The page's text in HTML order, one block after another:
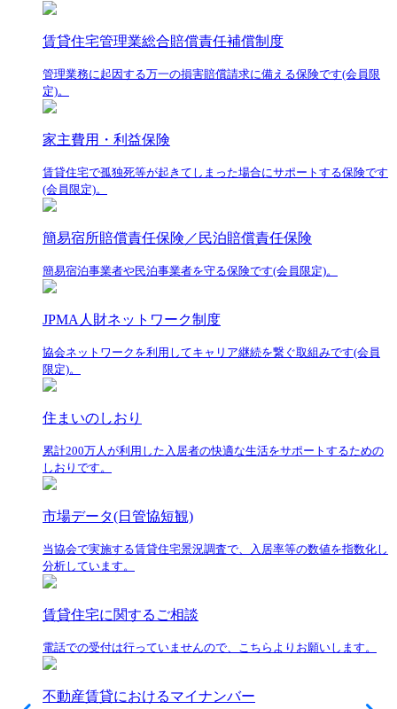
賃貸住宅管理業総合賠償責任補償制度
管理業務に起因する万一の損害賠償請求に備える保険です(会員限
定)。
家主費用・利益保険
賃貸住宅で孤独死等が起きてしまった場合にサポートする保険です
(会員限定)。
簡易宿所賠償責任保険／民泊賠償責任保険
簡易宿泊事業者や民泊事業者を守る保険です(会員限定)。
JPMA人財ネットワーク制度
協会ネットワークを利用してキャリア継続を繋ぐ取組みです(会員
限定)。
住まいのしおり
累計200万人が利用した入居者の快適な生活をサポートするための
しおりです。
市場データ(日管協短観)
当協会で実施する賃貸住宅景況調査で、入居率等の数値を指数化し
分析しています。
賃貸住宅に関するご相談
電話での受付は行っていませんので、こちらよりお願いします。
不動産賃貸におけるマイナンバー